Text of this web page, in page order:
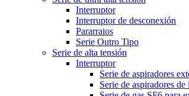
Interruptor
Interruptor de desconexión
Pararraios
Serie Outro Tipo
Serie de alta tensión
Interruptor
Serie de aspiradores
Serie de aspiradores